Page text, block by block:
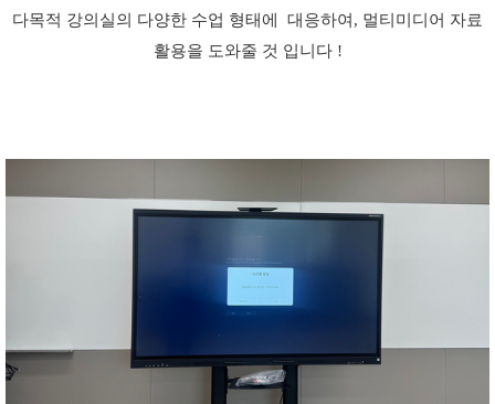
다목적 강의실의 다양한 수업 형태에  대응하여, 멀티미디어 자료
활용을 도와줄 것 입니다 !